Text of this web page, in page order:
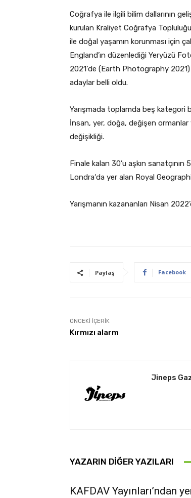
Coğrafya ile ilgili bilim dallarının
kurulan Kraliyet Coğrafya
ile doğal yaşamın korunması için
England’ın düzenlediği Yeryüzü
2021‘de (Earth Photography 2021)
adaylar belli oldu.
Yarışmada toplamda beş kategori
İnsan, yer, doğa, değişen ormanlar
değişikliği.
Finale kalan 30’u aşkın
Londra‘da yer alan Royal
Yarışmanın kazananları Nisan
Paylaş Facebook
ÖNCEKI İÇERIK
Kırmızı alarm
Jineps
YAZARIN DIĞER YAZILARI
KAFDAV Yayınları’ndan